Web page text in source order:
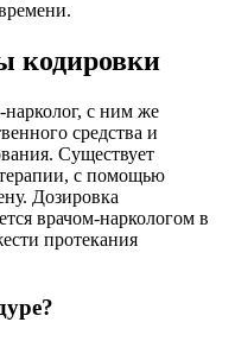
кодировки
нарколог, с ним же
средства и
Существует
терапии, с помощью
Дозировка
врачом-наркологом в
протекания